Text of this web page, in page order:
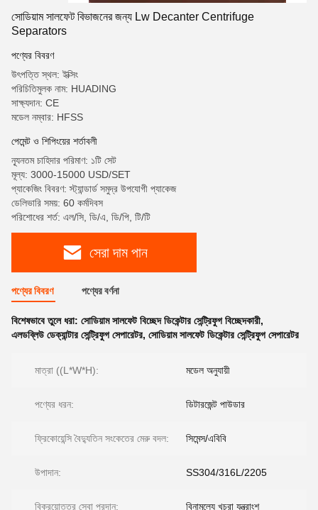
সোডিয়াম সালফেট বিভাজনের জন্য Lw Decanter Centrifuge
Separators
পণ্যের বিবরণ
উৎপত্তি স্থল: ইক্সিং
পরিচিতিমুলক নাম: HUADING
সাক্ষ্যদান: CE
মডেল নম্বার: HFSS
পেমেন্ট ও শিপিংয়ের শর্তাবলী
ন্যূনতম চাহিদার পরিমাণ: ১টি সেট
মূল্য: 3000-15000 USD/SET
প্যাকেজিং বিবরণ: স্ট্যান্ডার্ড সমুদ্র উপযোগী প্যাকেজ
ডেলিভারি সময়: 60 কর্মদিবস
পরিশোধের শর্ত: এল/সি, ডি/এ, ডি/পি, টি/টি
সেরা দাম পান
পণ্যের বিবরণ পণ্যের বর্ণনা
বিশেষভাবে তুলে ধরা: সোডিয়াম সালফেট বিচ্ছেদ ডিকেন্টার সেন্ট্রিফুগ বিচ্ছেদকারী,
এলডব্লিউ ডেক্যান্টার সেন্ট্রিফুগ সেপারেটর, সোডিয়াম সালফেট ডিকেন্টার সেন্ট্রিফুগ সেপারেটর
মাত্রা ((L*W*H): মডেল অনুযায়ী
পণ্যের ধরন: ডিটারজেন্ট পাউডার
ফ্রিকোয়েন্সি বৈদ্যুতিন সংকেতের মেরু বদল: সিমেন্স/এবিবি
উপাদান: SS304/316L/2205
বিক্রয়োত্তর সেবা প্রদান: বিনামূল্যে খুচরা যন্ত্রাংশ